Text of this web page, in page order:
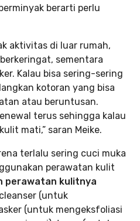
berarti perlu
aktivitas di luar rumah,
sementara
Kalau bisa sering-sering
kotoran yang bisa
atau beruntusan.
terus sehingga kalau
mati,” saran Meike.
terlalu sering cuci muka
perawatan kulit
perawatan kulitnya
(untuk
(untuk mengeksfoliasi